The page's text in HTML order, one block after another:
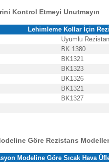
Kontrol Etmeyi Unutmayın
Lehimleme Kollar İçin
Uyumlu
BK 1380
BK1321
BK1323
BK1326
BK1321
BK1327
Göre Rezistans
Modeline Göre Sıcak Hava